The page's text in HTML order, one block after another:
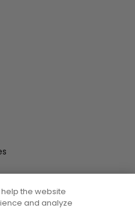
the website
and analyze